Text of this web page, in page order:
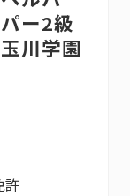
ー2級
川学園
許